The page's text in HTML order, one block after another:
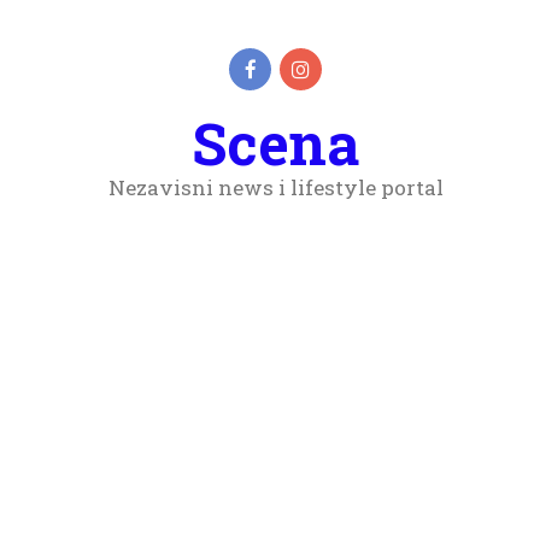
Scena
Nezavisni news i lifestyle portal